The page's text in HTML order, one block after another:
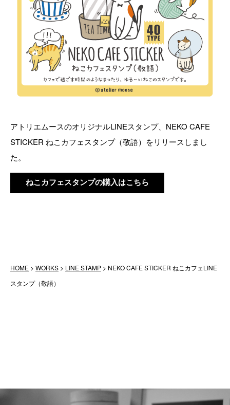
アトリエムースのオリジナルLINEスタンプ、NEKO CAFE
STICKER ねこカフェスタンプ（敬語）をリリースしまし
た。
ねこカフェスタンプの購入はこちら
HOME > WORKS > LINE STAMP > NEKO CAFE STICKER ねこカフェLINE
スタンプ（敬語）